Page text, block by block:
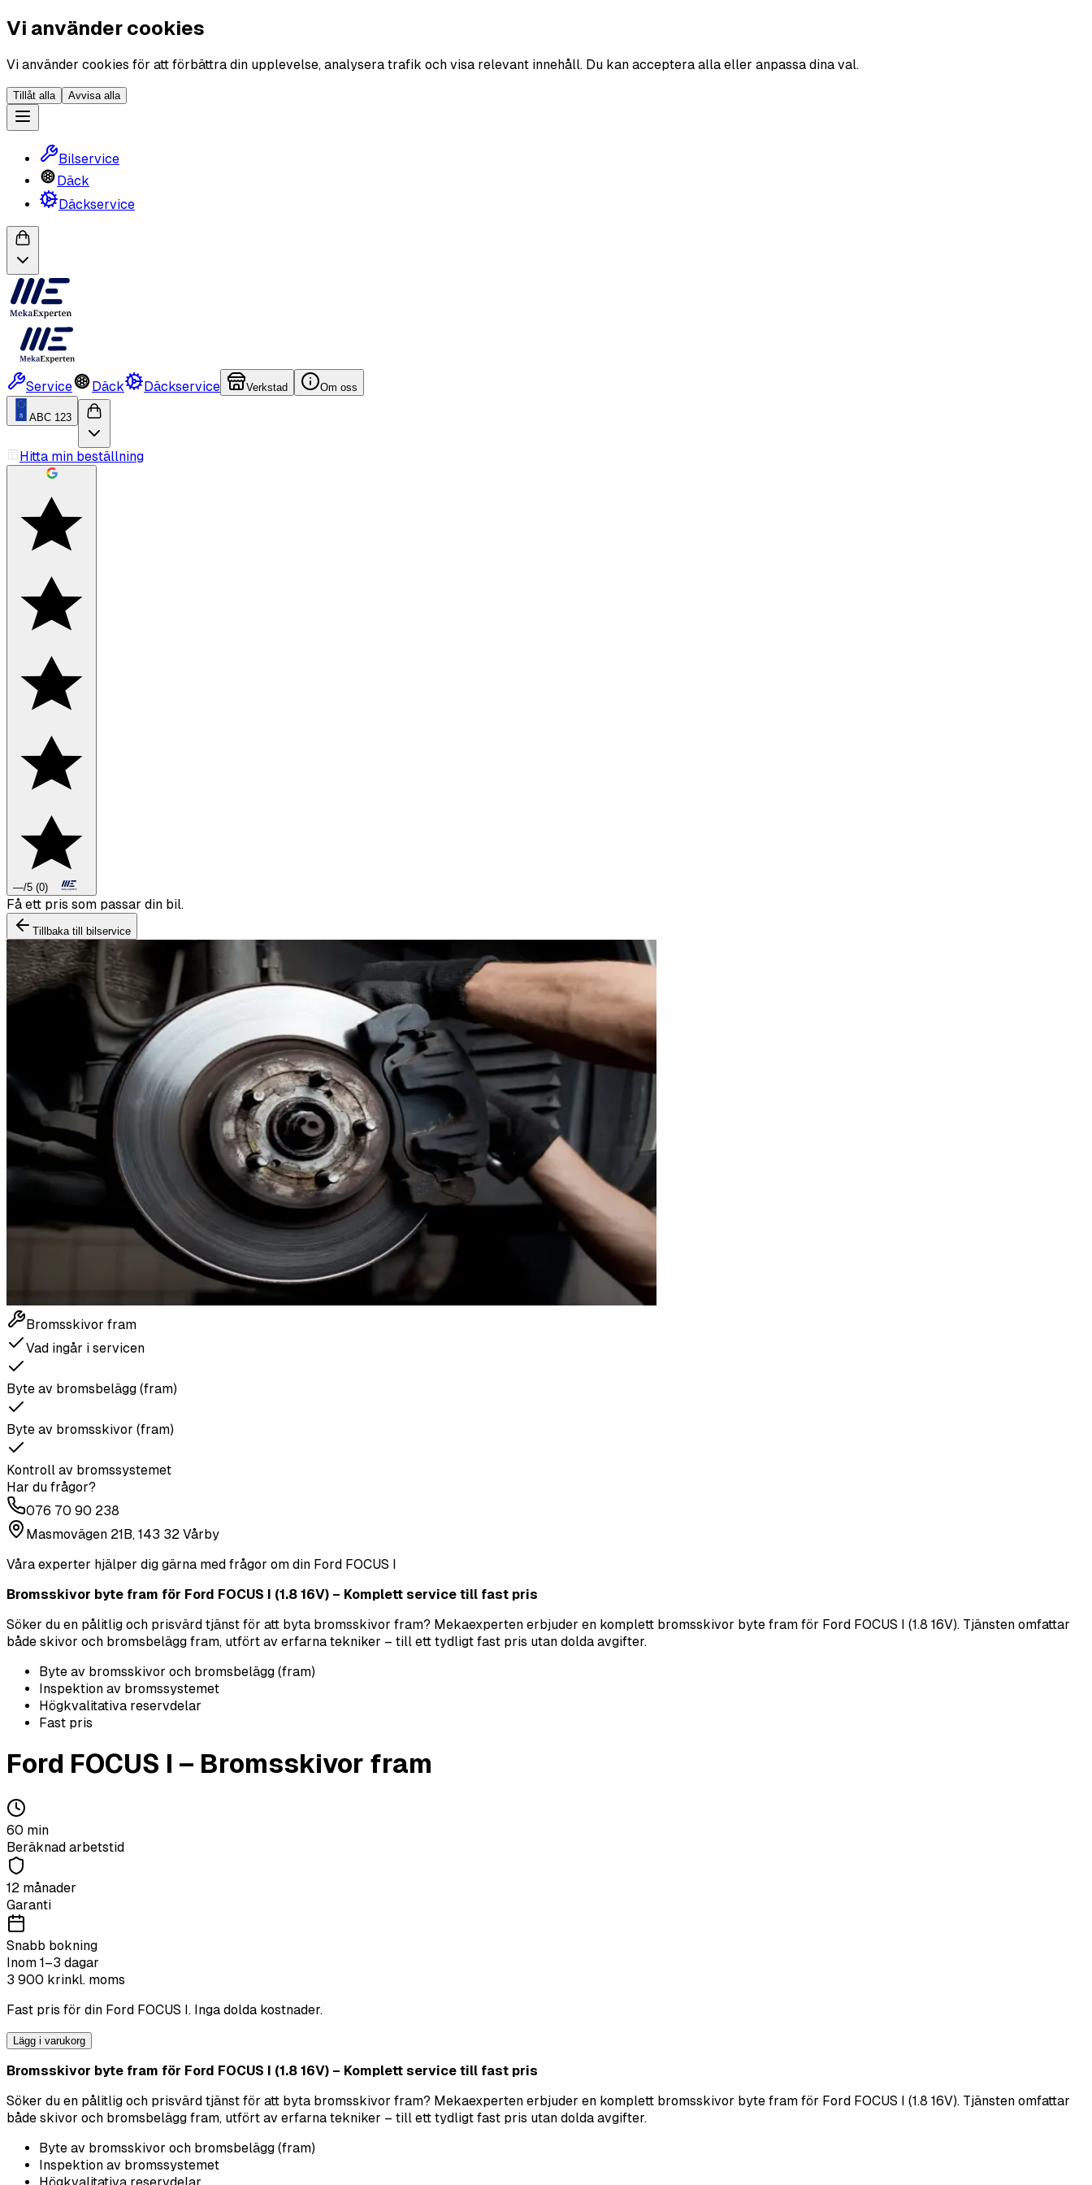
Vi använder cookies
Vi använder cookies för att förbättra din upplevelse, analysera trafik och visa relevant innehåll. Du kan acceptera alla eller anpassa dina val.
Tillåt alla Avvisa alla
Bilservice
Däck
Däckservice
Service Däck Däckservice Verkstad Om oss
ABC 123
Hitta min beställning
—/5 (0)
Boka däckbyte eller montering inför vintern.
Tillbaka till bilservice
Bromsskivor fram
Vad ingår i servicen
Byte av bromsbelägg (fram)
Byte av bromsskivor (fram)
Kontroll av bromssystemet
Har du frågor?
076 70 90 238
Masmovägen 21B, 143 32 Vårby
Våra experter hjälper dig gärna med frågor om din Ford FOCUS I
Bromsskivor byte fram för Ford FOCUS I (1.8 16V) – Komplett service till fast pris
Söker du en pålitlig och prisvärd tjänst för att byta bromsskivor fram? Mekaexperten erbjuder en komplett bromsskivor byte fram för Ford FOCUS I (1.8 16V). Tjänsten omfattar
både skivor och bromsbelägg fram, utfört av erfarna tekniker – till ett tydligt fast pris utan dolda avgifter.
Byte av bromsskivor och bromsbelägg (fram)
Inspektion av bromssystemet
Högkvalitativa reservdelar
Fast pris
Ford FOCUS I – Bromsskivor fram
60 min
Beräknad arbetstid
12 månader
Garanti
Snabb bokning
Inom 1–3 dagar
3 900 krinkl. moms
Fast pris för din Ford FOCUS I. Inga dolda kostnader.
Lägg i varukorg
Bromsskivor byte fram för Ford FOCUS I (1.8 16V) – Komplett service till fast pris
Söker du en pålitlig och prisvärd tjänst för att byta bromsskivor fram? Mekaexperten erbjuder en komplett bromsskivor byte fram för Ford FOCUS I (1.8 16V). Tjänsten omfattar
både skivor och bromsbelägg fram, utfört av erfarna tekniker – till ett tydligt fast pris utan dolda avgifter.
Byte av bromsskivor och bromsbelägg (fram)
Inspektion av bromssystemet
Högkvalitativa reservdelar